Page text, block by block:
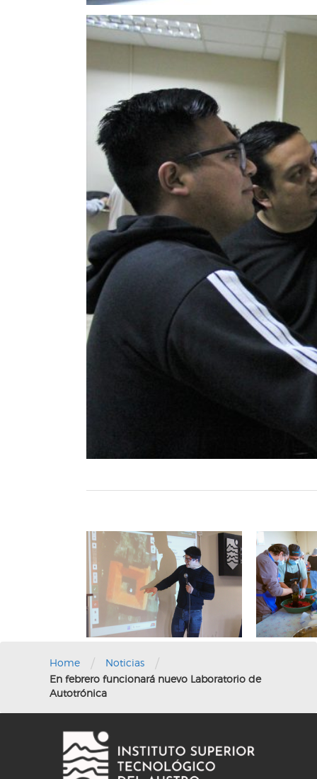
Home / Noticias /
En febrero funcionará nuevo Laboratorio de
Autotrónica